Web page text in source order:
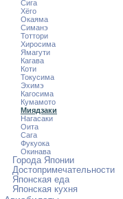
Сига
Хёго
Окаяма
Симанэ
Тоттори
Хиросима
Ямагути
Кагава
Коти
Токусима
Эхимэ
Кагосима
Кумамото
Миядзаки
Нагасаки
Оита
Сага
Фукуока
Окинава
Города Японии
Достопримечательности
Японская еда
Японская кухня